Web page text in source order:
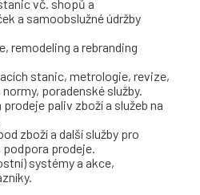
vč. shopů a
a samoobslužné údržby
remodeling a rebranding
stanic, metrologie, revize,
poradenské služby.
paliv zboží a služeb na
zboží a další služby pro
prodeje.
systémy a akce,